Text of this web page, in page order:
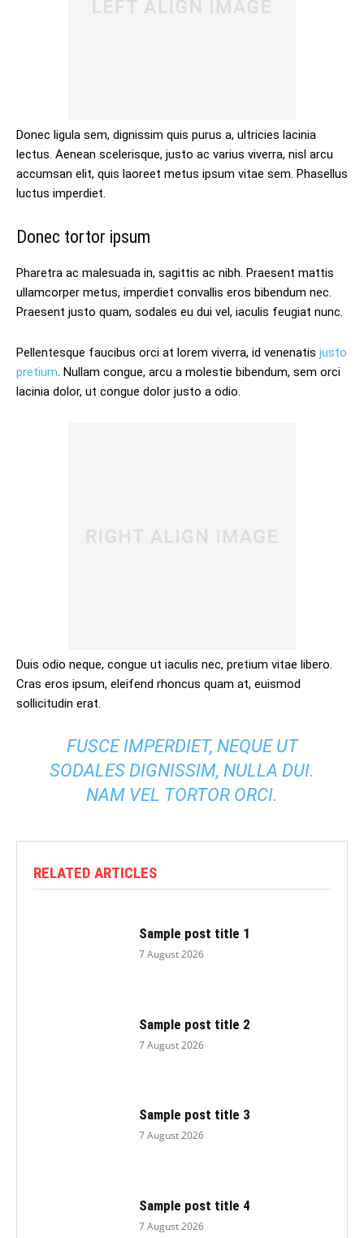
Donec ligula sem, dignissim quis purus a, ultricies lacinia
lectus. Aenean scelerisque, justo ac varius viverra, nisl arcu
accumsan elit, quis laoreet metus ipsum vitae sem. Phasellus
luctus imperdiet.
Donec tortor ipsum
Pharetra ac malesuada in, sagittis ac nibh. Praesent mattis
ullamcorper metus, imperdiet convallis eros bibendum nec.
Praesent justo quam, sodales eu dui vel, iaculis feugiat nunc.
Pellentesque faucibus orci at lorem viverra, id venenatis justo
pretium. Nullam congue, arcu a molestie bibendum, sem orci
lacinia dolor, ut congue dolor justo a odio.
Duis odio neque, congue ut iaculis nec, pretium vitae libero.
Cras eros ipsum, eleifend rhoncus quam at, euismod
sollicitudin erat.
FUSCE IMPERDIET, NEQUE UT
SODALES DIGNISSIM, NULLA DUI.
NAM VEL TORTOR ORCI.
RELATED ARTICLES
Sample post title 1
7 August 2026
Sample post title 2
7 August 2026
Sample post title 3
7 August 2026
Sample post title 4
7 August 2026